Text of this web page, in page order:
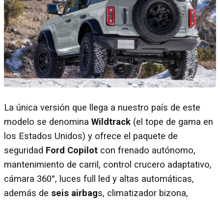
La única versión que llega a nuestro país de este
modelo se denomina Wildtrack (el tope de gama en
los Estados Unidos) y ofrece el paquete de
seguridad Ford Copilot con frenado autónomo,
mantenimiento de carril, control crucero adaptativo,
cámara 360°, luces full led y altas automáticas,
además de seis airbags, climatizador bizona,